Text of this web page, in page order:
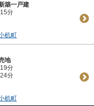
築一戸建
分
机町
地
分
分
机町